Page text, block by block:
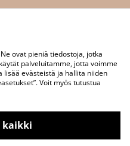
ovat pieniä tiedostoja, jotka
palveluitamme, jotta voimme
lisää evästeistä ja hallita niiden
Voit myös tutustua
kaikki